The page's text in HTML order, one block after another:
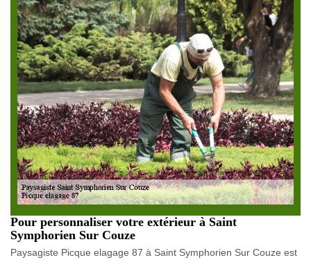
Pour personnaliser votre extérieur à Saint
Symphorien Sur Couze
Paysagiste Picque elagage 87 à Saint Symphorien Sur Couze est